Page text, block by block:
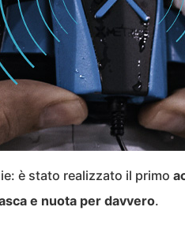
è stato realizzato il primo
e nuota per davvero.